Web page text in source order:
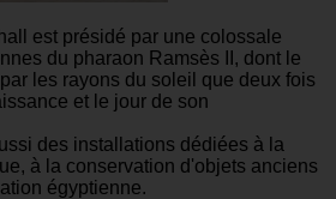
est présidé par une colossale
du pharaon Ramsès II, dont le
les rayons du soleil que deux fois
et le jour de son
des installations dédiées à la
à la conservation d'objets anciens
égyptienne.